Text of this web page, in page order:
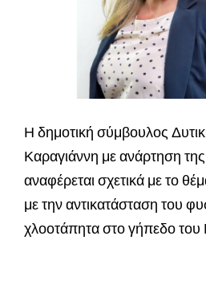
Η δημοτική σύμβουλος
Καραγιάννη με ανάρτηση
αναφέρεται σχετικά με το
με την αντικατάσταση του
χλοοτάπητα στο γήπεδο